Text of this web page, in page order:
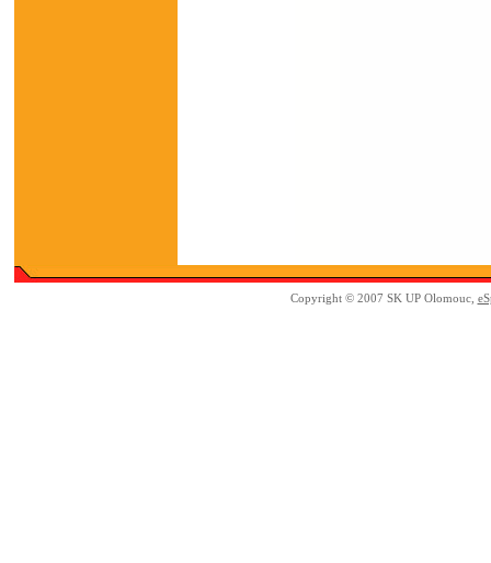
Copyright © 2007 SK UP Olomouc,